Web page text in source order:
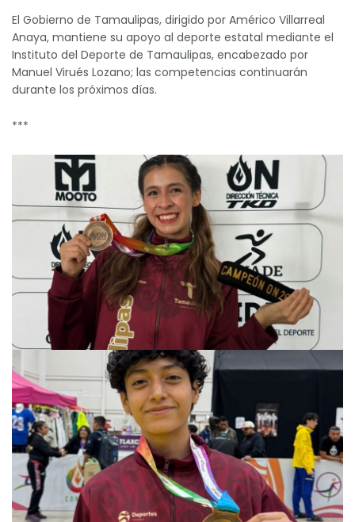
El Gobierno de Tamaulipas, dirigido por Américo Villarreal
Anaya, mantiene su apoyo al deporte estatal mediante el
Instituto del Deporte de Tamaulipas, encabezado por
Manuel Virués Lozano; las competencias continuarán
durante los próximos días.
***